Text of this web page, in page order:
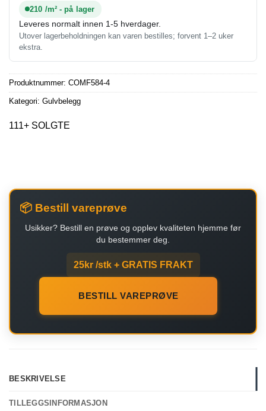
210 /m² - på lager
Leveres normalt innen 1-5 hverdager.
Utover lagerbeholdningen kan varen bestilles; forvent 1–2 uker
ekstra.
Produktnummer: COMF584-4
Kategori: Gulvbelegg
111+ SOLGTE
📦 Bestill vareprøve
Usikker? Bestill en prøve og opplev kvaliteten hjemme før
du bestemmer deg.
25kr /stk + GRATIS FRAKT
BESTILL VAREPRØVE
BESKRIVELSE
TILLEGGSINFORMASJON